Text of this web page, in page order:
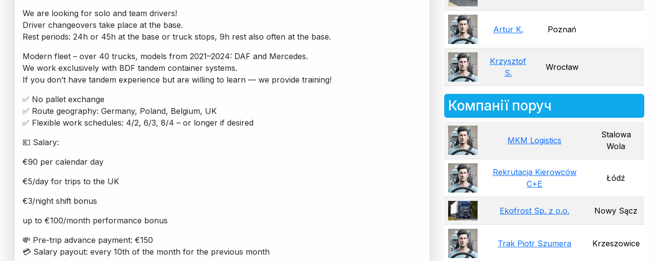
We are looking for solo and team drivers!
Driver changeovers take place at the base.
Rest periods: 24h or 45h at the base or truck stops, 9h rest also often at the base.
Modern fleet – over 40 trucks, models from 2021–2024: DAF and Mercedes.
We work exclusively with BDF tandem container systems.
If you don’t have tandem experience but are willing to learn — we provide training!
✅ No pallet exchange
✅ Route geography: Germany, Poland, Belgium, UK
✅ Flexible work schedules: 4/2, 6/3, 8/4 – or longer if desired
💶 Salary:
€90 per calendar day
€5/day for trips to the UK
€3/night shift bonus
up to €100/month performance bonus
💸 Pre-trip advance payment: €150
💳 Salary payout: every 10th of the month for the previous month
Artur K. Poznań
Krzysztof
S.
Wrocław
Компанії поруч
MKM Logistics
Stalowa
Wola
Rekrutacja Kierowców
C+E
Łódź
Ekofrost Sp. z o.o. Nowy Sącz
Trak Piotr Szumera Krzeszowice